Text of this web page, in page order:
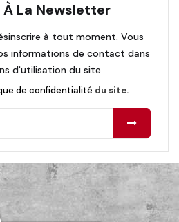
La Newsletter
à tout moment. Vous
informations de contact dans
d'utilisation du site.
de confidentialité du site.